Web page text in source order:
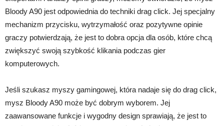
Bloody A90 jest odpowiednia do techniki drag click. Jej specjalny
mechanizm przycisku, wytrzymałość oraz pozytywne opinie
graczy potwierdzają, że jest to dobra opcja dla osób, które chcą
zwiększyć swoją szybkość klikania podczas gier
komputerowych.
Jeśli szukasz myszy gamingowej, która nadaje się do drag click,
mysz Bloody A90 może być dobrym wyborem. Jej
zaawansowane funkcje i wygodny design sprawiają, że jest to